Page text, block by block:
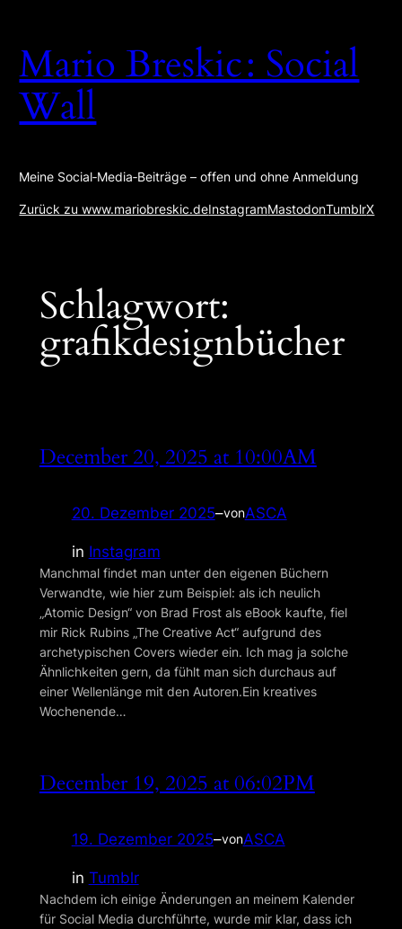
springen
Mario Breskic : Social
Wall
Meine Social‑Media‑Beiträge – offen und ohne Anmeldung
Zurück zu www.mariobreskic.deInstagramMastodonTumblrX
Schlagwort:
grafikdesignbücher
December 20, 2025 at 10:00AM
20. Dezember 2025–vonASCA
in Instagram
Manchmal findet man unter den eigenen Büchern
Verwandte, wie hier zum Beispiel: als ich neulich
„Atomic Design“ von Brad Frost als eBook kaufte, fiel
mir Rick Rubins „The Creative Act“ aufgrund des
archetypischen Covers wieder ein. Ich mag ja solche
Ähnlich­keiten gern, da fühlt man sich durchaus auf
einer Wellen­länge mit den Autoren.Ein kreatives
Wochenende…
December 19, 2025 at 06:02PM
19. Dezember 2025–vonASCA
in Tumblr
Nachdem ich einige Änderungen an meinem Kalender
für Social Media durchführte, wurde mir klar, dass ich